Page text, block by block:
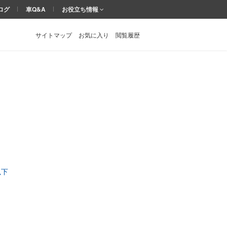
サイトマップ お気に入り 閲覧履歴
グ 車Q&A お役立ち情報